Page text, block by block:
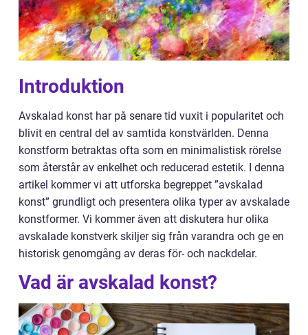
Introduktion
Avskalad konst har på senare tid vuxit i popularitet och
blivit en central del av samtida konstvärlden. Denna
konstform betraktas ofta som en minimalistisk rörelse
som återstår av enkelhet och reducerad estetik. I denna
artikel kommer vi att utforska begreppet ”avskalad
konst” grundligt och presentera olika typer av avskalade
konstformer. Vi kommer även att diskutera hur olika
avskalade konstverk skiljer sig från varandra och ge en
historisk genomgång av deras för- och nackdelar.
Vad är avskalad konst?